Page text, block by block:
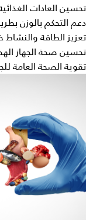
تحسين العادات
دعم التحكم بالوزن
تعزيز الطاقة والنشاط
تحسين صحة الجهاز
تقوية الصحة العامة